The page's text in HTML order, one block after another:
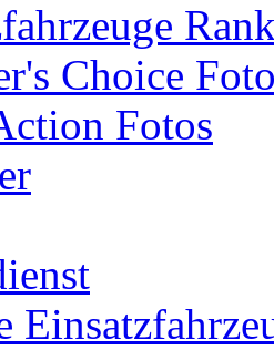
Choice
Fotos